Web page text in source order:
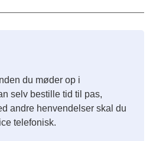
du møder op i
selv bestille tid til pas,
andre henvendelser skal du
telefonisk.